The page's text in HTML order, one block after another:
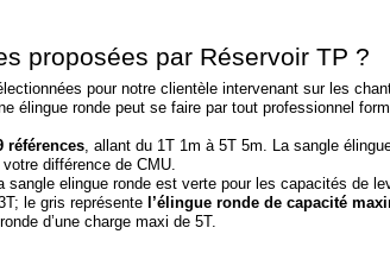
proposées par Réservoir TP ?
pour notre clientèle intervenant sur les
élingue ronde peut se faire par tout professionnel
références , allant du 1T 1m à 5T 5m. La sangle
différence de CMU.
sangle elingue ronde est verte pour les capacités de
le gris représente l’élingue ronde de capacité
d’une charge maxi de 5T.